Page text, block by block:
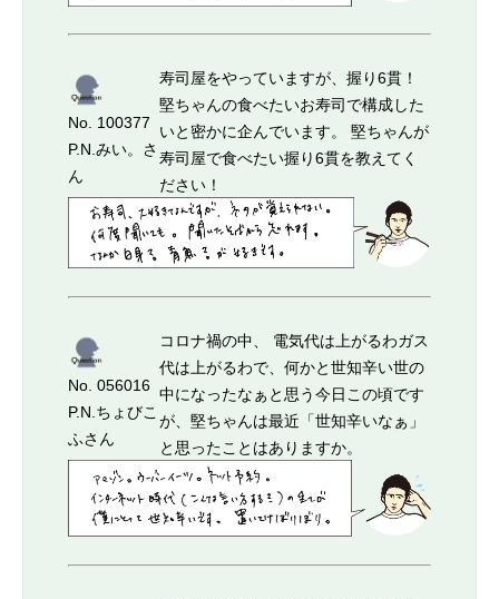
No. 100377
P.N.みい。さ
ん
寿司屋をやっていますが、握り6貫！
堅ちゃんの食べたいお寿司で構成した
いと密かに企んでいます。 堅ちゃんが
寿司屋で食べたい握り6貫を教えてく
ださい！
No. 056016
P.N.ちょびこ
ふさん
コロナ禍の中、 電気代は上がるわガス
代は上がるわで、何かと世知辛い世の
中になったなぁと思う今日この頃です
が、堅ちゃんは最近「世知辛いなぁ」
と思ったことはありますか。